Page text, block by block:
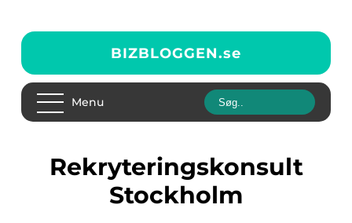
BIZBLOGGEN.se
Menu
Rekryteringskonsult
Stockholm